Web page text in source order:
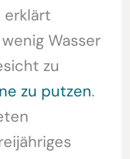
erklärt
Wasser
zu
zu putzen.